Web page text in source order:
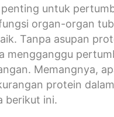
untuk
organ-organ
Tanpa asupan
mengganggu
Memangnya,
protein
berikut ini.